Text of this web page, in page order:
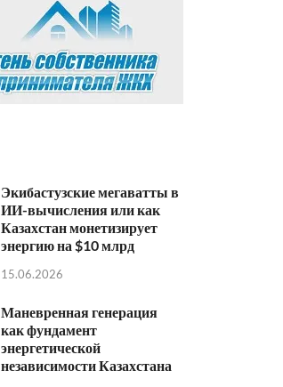
Экибастузские мегаватты в
ИИ-вычисления или как
Казахстан монетизирует
энергию на $10 млрд
15.06.2026
Маневренная генерация
как фундамент
энергетической
независимости Казахстана